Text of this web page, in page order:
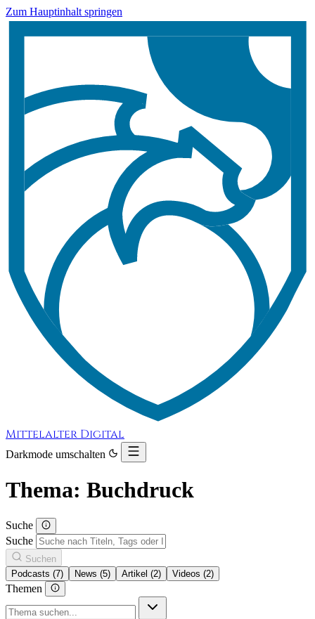
Zum Hauptinhalt springen
Mittelalter Digital
Darkmode umschalten
Thema: Buchdruck
Suche
Suche
Suchen
Podcasts (7)
News (5) Artikel (2) Videos (2)
Themen